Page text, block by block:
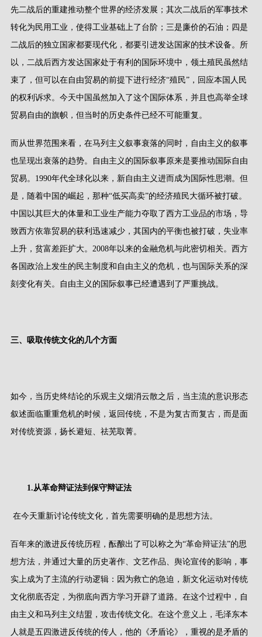
先二战后的重建推动整个世界的经济发展；其次二战后的军事技术
转化为民用工业，使得工业基础上了台阶；三是廉价的石油；四是
二战后的独立国家都要现代化，都要引进发达国家的技术设备。所
以，二战后西方发达国家处于有利的国际环境中，领土殖民虽然结
束了，但可以在自由贸易的前提下进行经济“殖民” ，回应本国人民
的权利诉求。今天中国虽然加入了这个国际体系，并且也高举全球
贸易自由的旗帜，但当时的历史条件已经不可能重复。
而从世界范围来看，在马列主义叙事衰落的同时，自由主义的叙事
也呈现出衰落的趋势。自由主义的国际叙事原来是要推动国际自由
贸易。 1990年代全球化以来，新自由主义进而成为国际性思潮。但
是，随着中国的崛起，那种“低买高卖”的经济殖民大循环被打破。
中国以其巨大的体量和工业生产能力夺取了西方工业品的市场，导
致西方依靠贸易的获利迅速减少，其国内的平衡也被打破，失业率
上升，贫富差距扩大。 2008年以来的金融危机与此密切相关。西方
各国政治上发生的民主制度和自由主义的危机，也与国际关系的深
刻变化有关。自由主义的国际叙事已经遭遇到了严重挑战。
三、吸取传统文化的几个方面
如今，当历史终结论的乐观主义烟消云散之后，当主流的意识形态
叙述面临重重危机的时候，返回传统，不是为复古而复古，而是面
对传统资源，扬长避短、祛芜取菁。
1.从革命辩证法到保守辩证法
在今天重新讨论传统文化，首先需要明确的是思想方法。
百年来的激进反传统历程，酝酿出了可以称之为“革命辩证法”的思
想方法，并通过大量的历史著作、文艺作品、舆论宣传的影响，事
实上成为了主流的行动逻辑：因为救亡的急迫，新文化运动对传统
文化彻底否定，为彻底向西方学习开辟了道路。在这个过程中，自
由主义和马列主义结盟，攻击传统文化。在这个意义上，毛泽东本
人就是五四激进反传统的传人，他的《矛盾论》，重视的是矛盾的